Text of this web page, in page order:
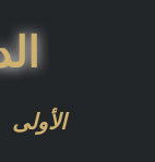
الأولى